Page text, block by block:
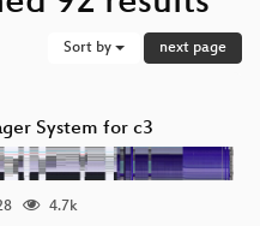
Sort by next page
System for c3
4.7k